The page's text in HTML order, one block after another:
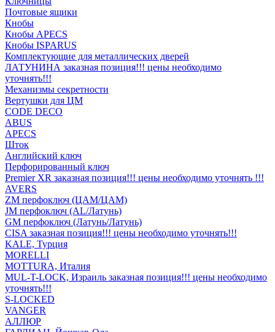
Почтовые ящики
Кнобы
Кнобы APECS
Кнобы ISPARUS
Комплектующие для металлических дверей
ЛАТУНИНА заказная позиция!!! цены необходимо
уточнять!!!
Механизмы секретности
Вертушки для ЦМ
CODE DECO
ABUS
APECS
Шток
Английский ключ
Перфорированный ключ
Premier XR заказная позиция!!! цены необходимо уточнять !!!
AVERS
ZM перфоключ (ЦАМ/ЦАМ)
JМ перфоключ (АL/Латунь)
GM перфоключ (Латунь/Латунь)
CISA заказная позиция!!! цены необходимо уточнять!!!
KALE, Турция
MORELLI
MOTTURA, Италия
MUL-T-LOCK, Израиль заказная позиция!!! цены необходимо
уточнять!!!
S-LOCKED
VANGER
АЛЛЮР